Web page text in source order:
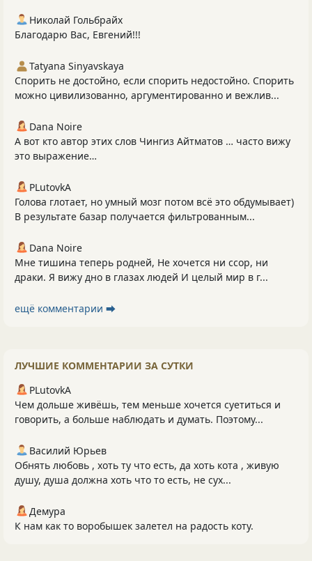
Николай Гольбрайх
Благодарю Вас, Евгений!!!
Tatyana Sinyavskaya
Спорить не достойно, если спорить недостойно. Спорить
можно цивилизованно, аргументированно и вежлив...
Dana Noire
А вот кто автор этих слов Чингиз Айтматов … часто вижу
это выражение…
PLutоvkА
Голова глотает, но умный мозг потом всё это обдумывает)
В результате базар получается фильтрованным...
Dana Noire
Мне тишина теперь родней, Не хочется ни ссор, ни
драки. Я вижу дно в глазах людей И целый мир в г...
ещё комментарии ⮕
ЛУЧШИЕ КОММЕНТАРИИ ЗА СУТКИ
PLutоvkА
Чем дольше живёшь, тем меньше хочется суетиться и
говорить, а больше наблюдать и думать. Поэтому...
Василий Юрьев
Обнять любовь , хоть ту что есть, да хоть кота , живую
душу, душа должна хоть что то есть, не сух...
Демура
К нам как то воробышек залетел на радость коту.